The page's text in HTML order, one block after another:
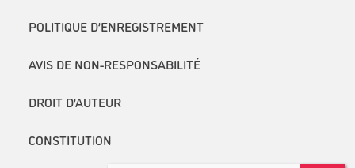
POLITIQUE D’ENREGISTREMENT
AVIS DE NON-RESPONSABILITÉ
DROIT D’AUTEUR
CONSTITUTION